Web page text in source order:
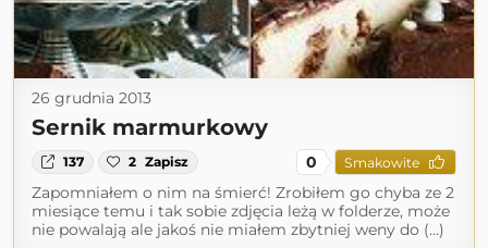
26 grudnia 2013
Sernik marmurkowy
137 2 Zapisz 0 Smakowite
Zapomniałem o nim na śmierć! Zrobiłem go chyba ze 2
miesiące temu i tak sobie zdjęcia leżą w folderze, może
nie powalają ale jakoś nie miałem zbytniej weny do (...)